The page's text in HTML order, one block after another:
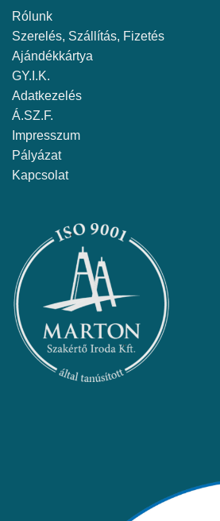
Rólunk
Szerelés, Szállítás, Fizetés
Ajándékkártya
GY.I.K.
Adatkezelés
Á.SZ.F.
Impresszum
Pályázat
Kapcsolat